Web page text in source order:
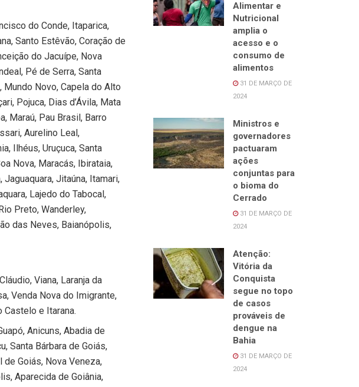
do Conde, Itaparica,
Santo Estêvão, Coração de
do Jacuípe, Nova
Pé de Serra, Santa
Mundo Novo, Capela do Alto
Pojuca, Dias d’Ávila, Mata
Maraú, Pau Brasil, Barro
Aurelino Leal,
Ilhéus, Uruçuca, Santa
Nova, Maracás, Ibirataia,
Jaguaquara, Jitaúna, Itamari,
Lajedo do Tabocal,
Preto, Wanderley,
das Neves, Baianópolis,
Viana, Laranja da
Venda Nova do Imigrante,
Castelo e Itarana.
Anicuns, Abadia de
Santa Bárbara de Goiás,
de Goiás, Nova Veneza,
Aparecida de Goiânia,
Alimentar e
Nutricional
amplia o
acesso e o
consumo de
alimentos
31 DE MARÇO DE
2024
Ministros e
governadores
pactuaram
ações
conjuntas para
o bioma do
Cerrado
31 DE MARÇO DE
2024
Atenção:
Vitória da
Conquista
segue no topo
de casos
prováveis de
dengue na
Bahia
31 DE MARÇO DE
2024